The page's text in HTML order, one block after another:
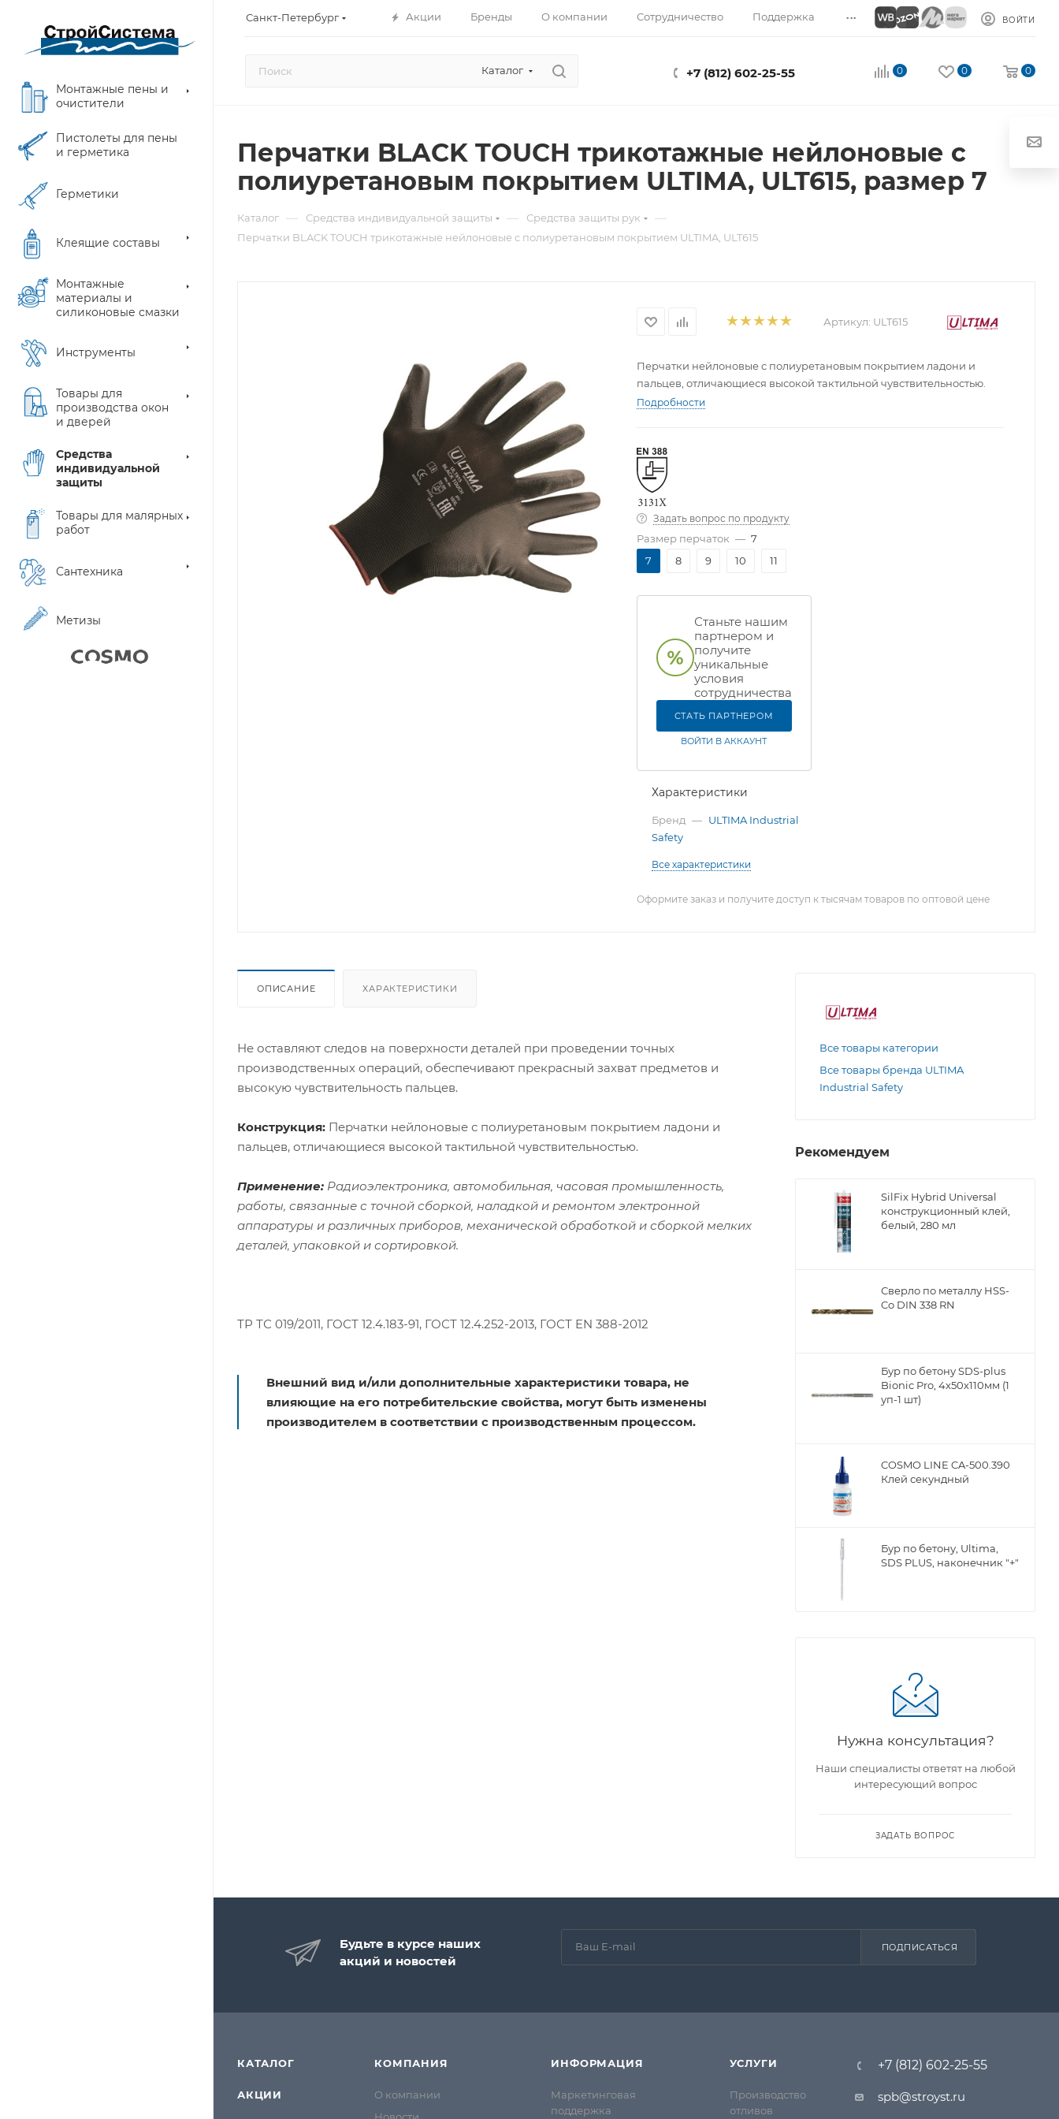
Санкт-Петербург Акции Бренды О компании Сотрудничество Поддержка ... ВОЙТИ
Каталог +7 (812) 602-25-55 0 0 0
Монтажные пены и
очистители
Пистолеты для пены
и герметика
Герметики
Клеящие составы
Монтажные
материалы и
силиконовые смазки
Инструменты
Товары для
производства окон
и дверей
Средства
индивидуальной
защиты
Товары для малярных
работ
Сантехника
Метизы
Перчатки BLACK TOUCH трикотажные нейлоновые с
полиуретановым покрытием ULTIMA, ULT615, размер 7
Каталог — Средства индивидуальной защиты — Средства защиты рук —
Перчатки BLACK TOUCH трикотажные нейлоновые с полиуретановым покрытием ULTIMA, ULT615
Артикул: ULT615
Перчатки нейлоновые с полиуретановым покрытием ладони и
пальцев, отличающиеся высокой тактильной чувствительностью.
Подробности
Задать вопрос по продукту
Размер перчаток — 7
7
8 9 10 11
Станьте нашим
партнером и
получите
уникальные
условия
сотрудничества
СТАТЬ ПАРТНЕРОМ
ВОЙТИ В АККАУНТ
Характеристики
Бренд — ULTIMA Industrial
Safety
Все характеристики
Оформите заказ и получите доступ к тысячам товаров по оптовой цене
ОПИСАНИЕ ХАРАКТЕРИСТИКИ
Не оставляют следов на поверхности деталей при проведении точных
производственных операций, обеспечивают прекрасный захват предметов и
высокую чувствительность пальцев.
Конструкция: Перчатки нейлоновые с полиуретановым покрытием ладони и
пальцев, отличающиеся высокой тактильной чувствительностью.
Применение: Радиоэлектроника, автомобильная, часовая промышленность,
работы, связанные с точной сборкой, наладкой и ремонтом электронной
аппаратуры и различных приборов, механической обработкой и сборкой мелких
деталей, упаковкой и сортировкой.
ТР ТС 019/2011, ГОСТ 12.4.183-91, ГОСТ 12.4.252-2013, ГОСТ EN 388-2012
Внешний вид и/или дополнительные характеристики товара, не
влияющие на его потребительские свойства, могут быть изменены
производителем в соответствии с производственным процессом.
Все товары категории
Все товары бренда ULTIMA
Industrial Safety
Рекомендуем
SilFix Hybrid Universal
конструкционный клей,
белый, 280 мл
Сверло по металлу НSS-
Co DIN 338 RN
Бур по бетону SDS-plus
Bionic Pro, 4х50х110мм (1
уп-1 шт)
COSMO LINE CA-500.390
Клей секундный
Бур по бетону, Ultima,
SDS PLUS, наконечник "+"
Нужна консультация?
Наши специалисты ответят на любой
интересующий вопрос
ЗАДАТЬ ВОПРОС
Будьте в курсе наших
акций и новостей
ПОДПИСАТЬСЯ
КАТАЛОГ
АКЦИИ
КОМПАНИЯ
О компании
ИНФОРМАЦИЯ
Маркетинговая
поддержка
УСЛУГИ
Производство
отливов
+7 (812) 602-25-55
spb@stroyst.ru